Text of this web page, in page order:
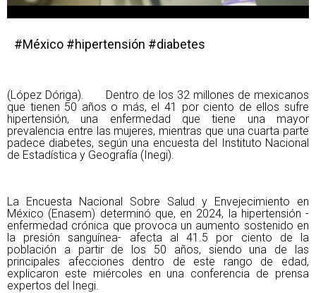
#México #hipertensión #diabetes
(López Dóriga). Dentro de los 32 millones de mexicanos
que tienen 50 años o más, el 41 por ciento de ellos sufre
hipertensión, una enfermedad que tiene una mayor
prevalencia entre las mujeres, mientras que una cuarta parte
padece diabetes, según una encuesta del Instituto Nacional
de Estadística y Geografía (Inegi).
La Encuesta Nacional Sobre Salud y Envejecimiento en
México (Enasem) determinó que, en 2024, la hipertensión -
enfermedad crónica que provoca un aumento sostenido en
la presión sanguínea- afecta al 41.5 por ciento de la
población a partir de los 50 años, siendo una de las
principales afecciones dentro de este rango de edad,
explicaron este miércoles en una conferencia de prensa
expertos del Inegi.